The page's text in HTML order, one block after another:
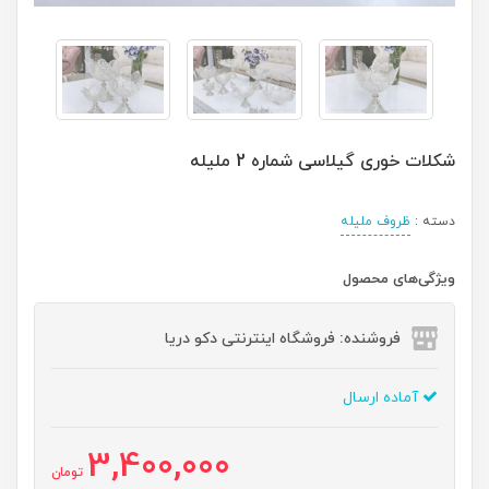
شکلات خوری گیلاسی شماره 2 ملیله
دسته : ظروف ملیله
ویژگی‌های محصول
فروشنده: فروشگاه اینترنتی دکو دریا
آماده ارسال
3,400,000 تومان